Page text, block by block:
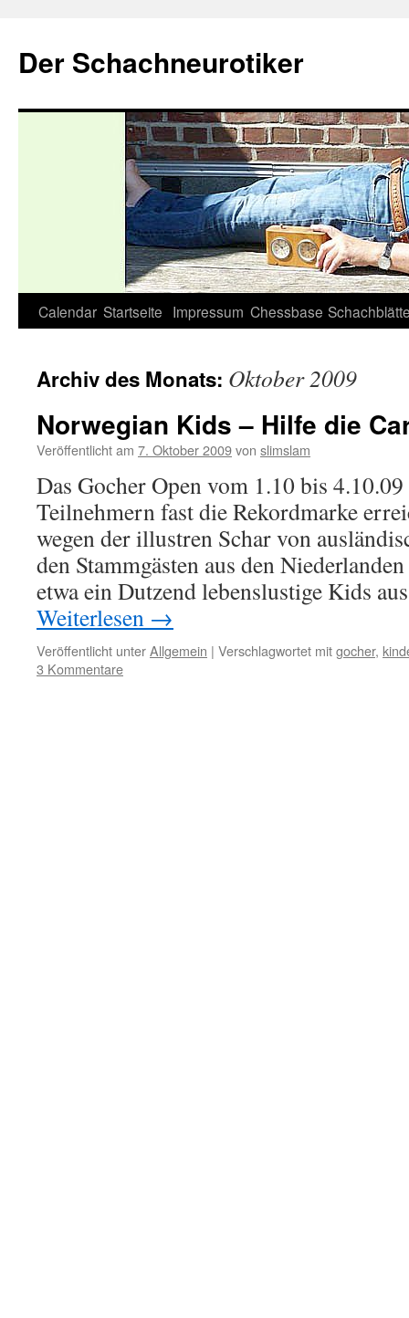
springen
Der Schachneurotiker
Calendar Startseite Impressum Chessbase
Archiv des Monats: Oktober 2009
Norwegian Kids – Hilfe die
Veröffentlicht am 7. Oktober 2009von slimslam
Das Gocher Open vom 1.10 bis
Teilnehmern fast die Rekordmarke
wegen der illustren Schar von
den Stammgästen aus den
etwa ein Dutzend lebenslustige Kids
Weiterlesen →
Veröffentlicht unterAllgemein | Verschlagwortet mitgocher,
3 Kommentare